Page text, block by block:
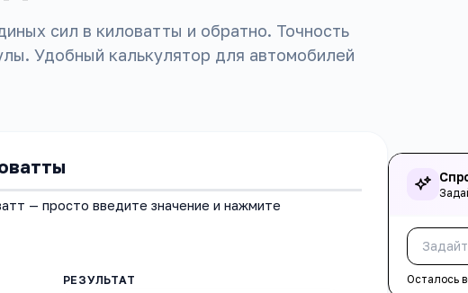
сил в киловатты и обратно. Точность
Удобный калькулятор для автомобилей
— просто введите значение и нажмите
Осталось